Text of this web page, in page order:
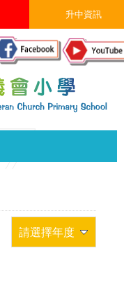
升中資訊
請選擇年度